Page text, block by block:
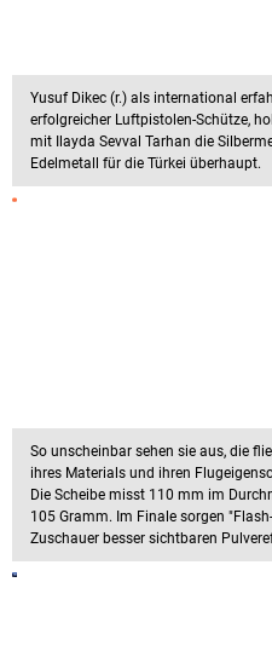
Yusuf Dikec (r.) als international
erfolgreicher Luftpistolen-Schütze,
mit Ilayda Sevval Tarhan die
Edelmetall für die Türkei überhaupt.
So unscheinbar sehen sie aus, die
ihres Materials und ihren
Die Scheibe misst 110 mm im
105 Gramm. Im Finale sorgen
Zuschauer besser sichtbaren